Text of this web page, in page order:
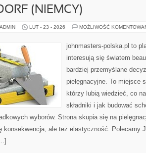
(NIEMCY)
LUT - 23 - 2026 MOŻLIWOŚĆ
johnmasters-polska.pl to
interesują się światem
bardziej przemyślane
pielęgnacyjne. To miejsce
którzy lubią wiedzieć, co
składniki i jak budować
wyborów. Strona skupia się na
konsekwencja, ale też elastyczność. Polecamy